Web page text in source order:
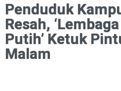
Penduduk
Resah,
Putih’ Ketuk
Malam